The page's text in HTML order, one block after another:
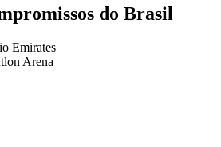
do Brasil
Emirates
Arena